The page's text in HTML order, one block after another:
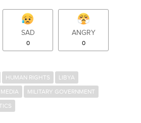
SAD
0
ANGRY
0
HUMAN RIGHTS
LIBYA
MEDIA
MILITARY GOVERNMENT